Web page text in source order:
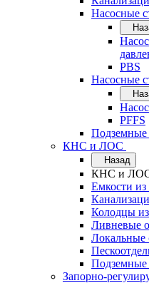
Насосные
PBS
Насосные
PFFS
Подземные
КНС и ЛОС
Назад
КНС и
Емкости из
Колодцы из
Ливневые
Локальные
Подземные
Запорно-